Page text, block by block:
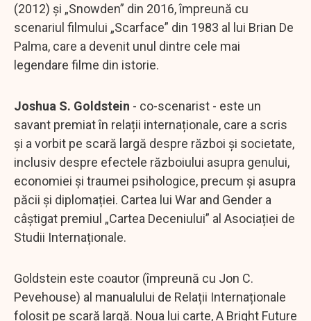
(2012) și „Snowden” din 2016, împreună cu
scenariul filmului „Scarface” din 1983 al lui Brian De
Palma, care a devenit unul dintre cele mai
legendare filme din istorie.
Joshua S. Goldstein - co-scenarist - este un
savant premiat în relații internaționale, care a scris
și a vorbit pe scară largă despre război și societate,
inclusiv despre efectele războiului asupra genului,
economiei și traumei psihologice, precum și asupra
păcii și diplomației. Cartea lui War and Gender a
câștigat premiul „Cartea Deceniului” al Asociației de
Studii Internaționale.
Goldstein este coautor (împreună cu Jon C.
Pevehouse) al manualului de Relații Internaționale
folosit pe scară largă. Noua lui carte, A Bright Future